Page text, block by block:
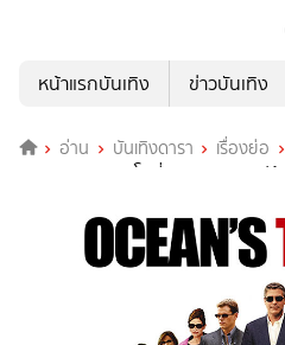
หน้าแรกบันเทิง
ข่าวบันเทิง
อ่าน บันเทิงดารา เรื่องย่อ
Ocean's Twelve โอเชี่ยน 12 มงกุฎ ปล้น